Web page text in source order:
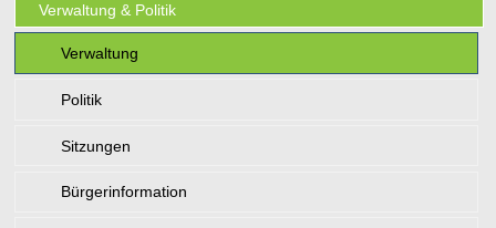
Verwaltung & Politik
Verwaltung
Politik
Sitzungen
Bürgerinformation